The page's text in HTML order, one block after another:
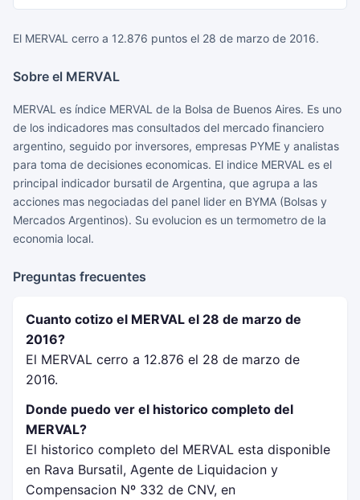
El MERVAL cerro a 12.876 puntos el 28 de marzo de 2016.
Sobre el MERVAL
MERVAL es índice MERVAL de la Bolsa de Buenos Aires. Es uno
de los indicadores mas consultados del mercado financiero
argentino, seguido por inversores, empresas PYME y analistas
para toma de decisiones economicas. El indice MERVAL es el
principal indicador bursatil de Argentina, que agrupa a las
acciones mas negociadas del panel lider en BYMA (Bolsas y
Mercados Argentinos). Su evolucion es un termometro de la
economia local.
Preguntas frecuentes
Cuanto cotizo el MERVAL el 28 de marzo de
2016?
El MERVAL cerro a 12.876 el 28 de marzo de
2016.
Donde puedo ver el historico completo del
MERVAL?
El historico completo del MERVAL esta disponible
en Rava Bursatil, Agente de Liquidacion y
Compensacion Nº 332 de CNV, en